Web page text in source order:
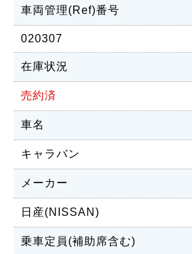
車両管理(Ref)番号
020307
在庫状況
売約済
車名
キャラバン
メーカー
日産(NISSAN)
乗車定員(補助席含む)